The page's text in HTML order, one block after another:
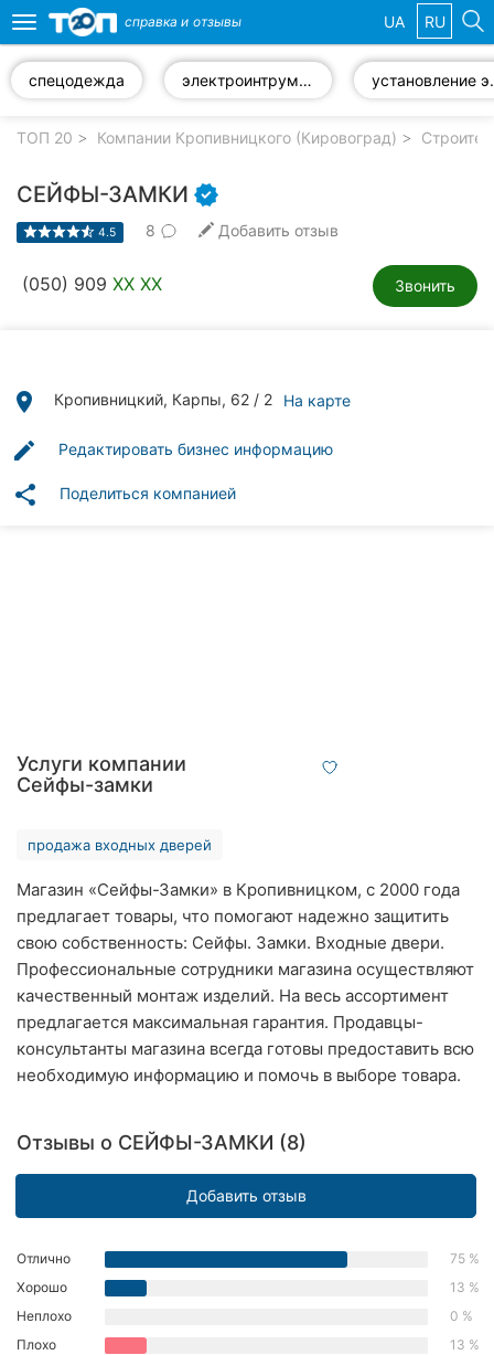
компании
клиники
Автошколы
Все
города:
Житомир
Тернополь
Ровно
Киев
Запорожье
Днепр
Львов
Toggle
navigation
справка и отзывы UA RU
спецодежда электроинтрументы
ТОП 20 Компании Кропивницкого (Кировоград)
СЕЙФЫ-ЗАМКИ
4.5 8 Добавить отзыв
(050) 909 XX XX Звонить
place Кропивницкий, Карпы, 62 / 2 На карте
edit Редактировать бизнес информацию
share Поделиться компанией
Услуги компании
Сейфы-замки
продажа входных дверей
Магазин «Сейфы-Замки» в Кропивницком, с 2000 года
предлагает товары, что помогают надежно защитить
свою собственность: Сейфы. Замки. Входные двери.
Профессиональные сотрудники магазина осуществляют
качественный монтаж изделий. На весь ассортимент
предлагается максимальная гарантия. Продавцы-
консультанты магазина всегда готовы предоставить всю
необходимую информацию и помочь в выборе товара.
Отзывы о СЕЙФЫ-ЗАМКИ (8)
Добавить отзыв
Отлично
75 %
Хорошо
13 %
Неплохо
0 %
Плохо
13 %